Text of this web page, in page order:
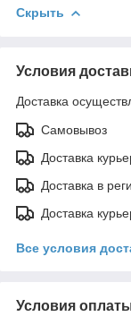
Скрыть
Условия
Доставка
Самовывоз
Доставка
Доставка в
Доставка
Все условия
Условия